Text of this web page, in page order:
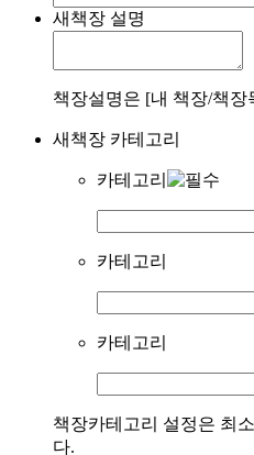
새책장 설명
책장설명은 [내 책장/책
새책장 카테고리
카테고리
카테고리
카테고리
책장카테고리 설정은 최
다.